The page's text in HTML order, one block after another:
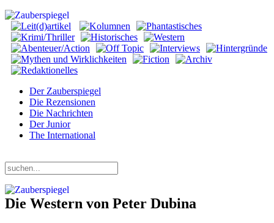
Der Zauberspiegel
Die Rezensionen
Die Nachrichten
Der Junior
The International
Die Western von Peter Dubina